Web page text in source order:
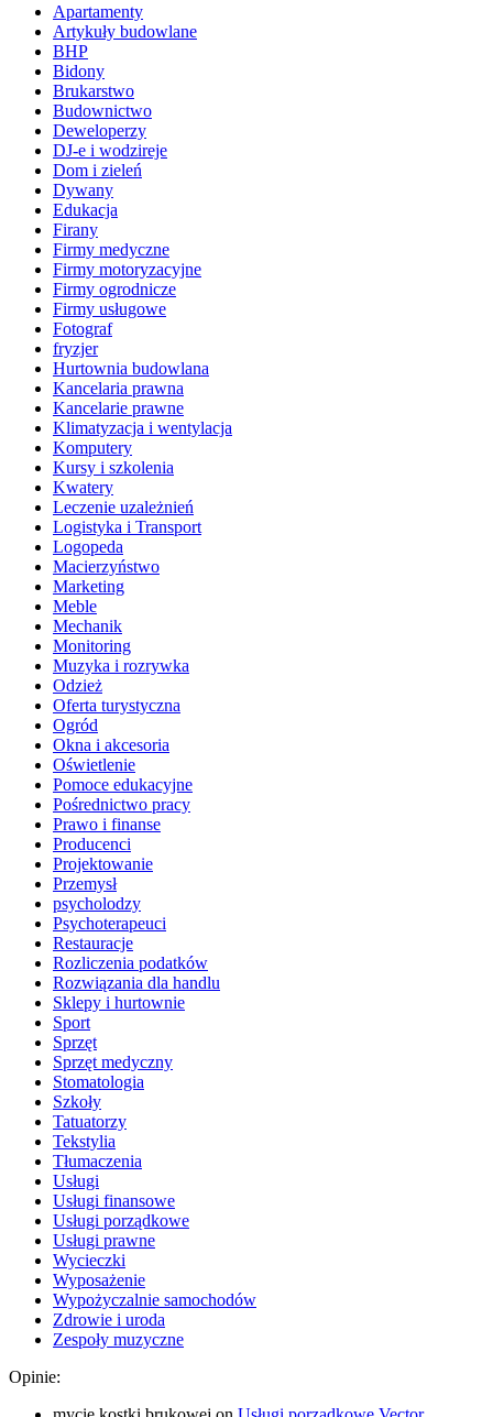
Apartamenty
Artykuły budowlane
BHP
Bidony
Brukarstwo
Budownictwo
Deweloperzy
DJ-e i wodzireje
Dom i zieleń
Dywany
Edukacja
Firany
Firmy medyczne
Firmy motoryzacyjne
Firmy ogrodnicze
Firmy usługowe
Fotograf
fryzjer
Hurtownia budowlana
Kancelaria prawna
Kancelarie prawne
Klimatyzacja i wentylacja
Komputery
Kursy i szkolenia
Kwatery
Leczenie uzależnień
Logistyka i Transport
Logopeda
Macierzyństwo
Marketing
Meble
Mechanik
Monitoring
Muzyka i rozrywka
Odzież
Oferta turystyczna
Ogród
Okna i akcesoria
Oświetlenie
Pomoce edukacyjne
Pośrednictwo pracy
Prawo i finanse
Producenci
Projektowanie
Przemysł
psycholodzy
Psychoterapeuci
Restauracje
Rozliczenia podatków
Rozwiązania dla handlu
Sklepy i hurtownie
Sport
Sprzęt
Sprzęt medyczny
Stomatologia
Szkoły
Tatuatorzy
Tekstylia
Tłumaczenia
Usługi
Usługi finansowe
Usługi porządkowe
Usługi prawne
Wycieczki
Wyposażenie
Wypożyczalnie samochodów
Zdrowie i uroda
Zespoły muzyczne
Opinie: